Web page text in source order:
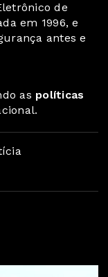
de
em 1996, e
antes e
as políticas